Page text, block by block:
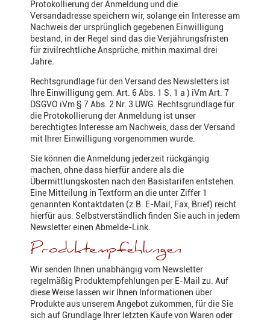
Protokollierung der Anmeldung und die
Versandadresse speichern wir, solange ein Interesse am
Nachweis der ursprünglich gegebenen Einwilligung
bestand, in der Regel sind das die Verjährungsfristen
für zivilrechtliche Ansprüche, mithin maximal drei
Jahre.
Rechtsgrundlage für den Versand des Newsletters ist
Ihre Einwilligung gem. Art. 6 Abs. 1 S. 1 a ) iVm Art. 7
DSGVO iVm § 7 Abs. 2 Nr. 3 UWG. Rechtsgrundlage für
die Protokollierung der Anmeldung ist unser
berechtigtes Interesse am Nachweis, dass der Versand
mit Ihrer Einwilligung vorgenommen wurde.
Sie können die Anmeldung jederzeit rückgängig
machen, ohne dass hierfür andere als die
Übermittlungskosten nach den Basistarifen entstehen.
Eine Mitteilung in Textform an die unter Ziffer 1
genannten Kontaktdaten (z.B. E-Mail, Fax, Brief) reicht
hierfür aus. Selbstverständlich finden Sie auch in jedem
Newsletter einen Abmelde-Link.
Produktempfehlungen
Wir senden Ihnen unabhängig vom Newsletter
regelmäßig Produktempfehlungen per E-Mail zu. Auf
diese Weise lassen wir Ihnen Informationen über
Produkte aus unserem Angebot zukommen, für die Sie
sich auf Grundlage Ihrer letzten Käufe von Waren oder